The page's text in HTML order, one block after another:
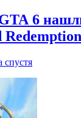
6
спустя